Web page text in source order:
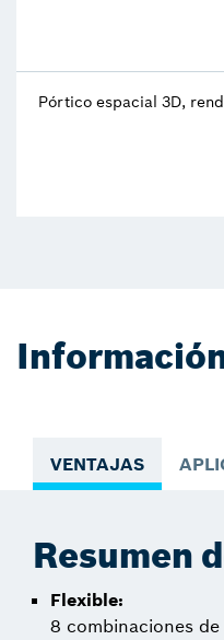
Pórtico espacial 3D,
VENTAJAS
Resumen
Flexible:
8 combinaciones